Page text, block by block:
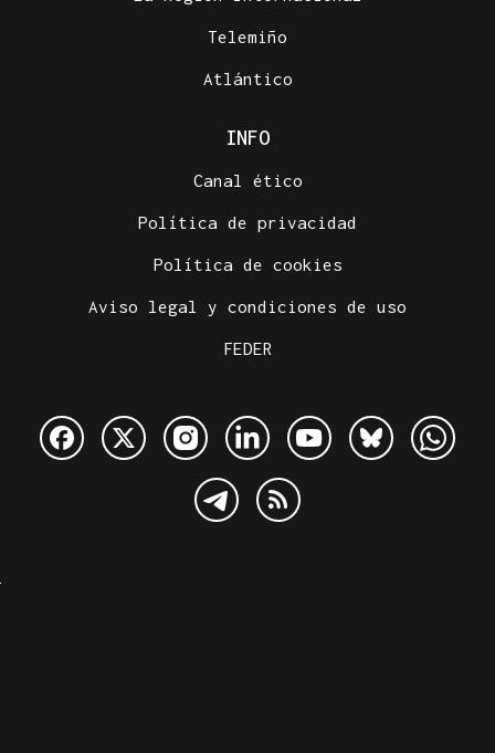
Telemiño
Atlántico
INFO
Canal ético
Política de privacidad
Política de cookies
Aviso legal y condiciones de uso
FEDER